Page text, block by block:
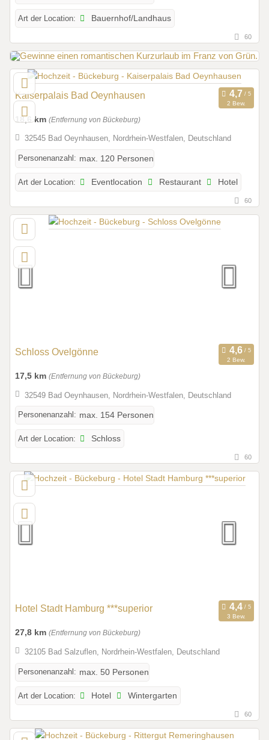
Art der Location: Bauernhof/Landhaus
60
Kaiserpalais Bad Oeynhausen
2 Bew.
18,6 km (Entfernung von Bückeburg)
32545 Bad Oeynhausen, Nordrhein-Westfalen, Deutschland
Personenanzahl: max. 120 Personen
Art der Location: Eventlocation Restaurant Hotel
60
Schloss Ovelgönne
2 Bew.
17,5 km (Entfernung von Bückeburg)
32549 Bad Oeynhausen, Nordrhein-Westfalen, Deutschland
Personenanzahl: max. 154 Personen
Art der Location: Schloss
60
Hotel Stadt Hamburg ***superior
3 Bew.
27,8 km (Entfernung von Bückeburg)
32105 Bad Salzuflen, Nordrhein-Westfalen, Deutschland
Personenanzahl: max. 50 Personen
Art der Location: Hotel Wintergarten
60